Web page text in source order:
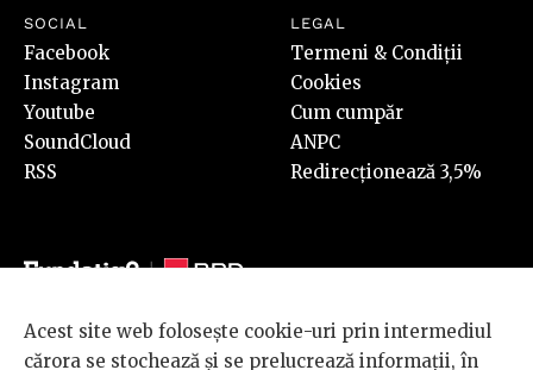
SOCIAL
Facebook
Instagram
Youtube
SoundCloud
RSS
LEGAL
Termeni & Condiții
Cookies
Cum cumpăr
ANPC
Redirecționează 3,5%
© 2026 BRD Groupe Société Générale, toate drepturile rezervate.
Acest site web folosește cookie-uri prin intermediul
cărora se stochează și se prelucrează informații, în